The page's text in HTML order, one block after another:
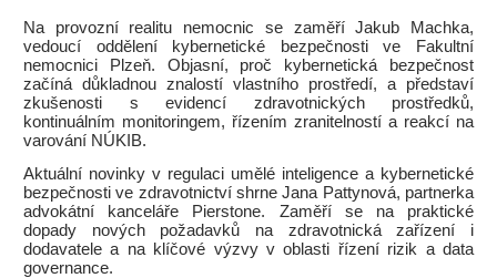
Na provozní realitu nemocnic se zaměří Jakub Machka,
vedoucí oddělení kybernetické bezpečnosti ve Fakultní
nemocnici Plzeň. Objasní, proč kybernetická bezpečnost
začíná důkladnou znalostí vlastního prostředí, a představí
zkušenosti s evidencí zdravotnických prostředků,
kontinuálním monitoringem, řízením zranitelností a reakcí na
varování NÚKIB.
Aktuální novinky v regulaci umělé inteligence a kybernetické
bezpečnosti ve zdravotnictví shrne Jana Pattynová, partnerka
advokátní kanceláře Pierstone. Zaměří se na praktické
dopady nových požadavků na zdravotnická zařízení i
dodavatele a na klíčové výzvy v oblasti řízení rizik a data
governance.